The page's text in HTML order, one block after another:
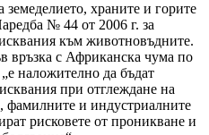
храните и горите
№ 44 от 2006 г. за
към животновъдните.
връзка с Африканска чума по
наложително да бъдат
при отглеждане на
фамилните и индустриалните
рисковете от проникване и